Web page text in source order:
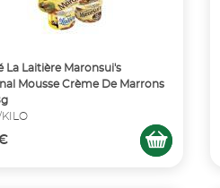
La Laitière Maronsui's
Mousse Crème De Marrons